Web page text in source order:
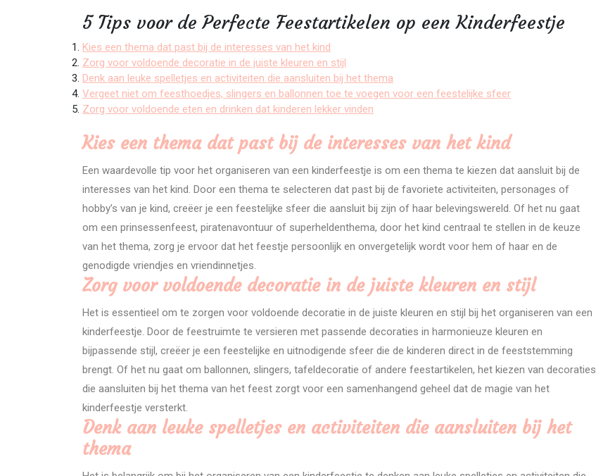
5 Tips voor de Perfecte Feestartikelen op een Kinderfeestje
Kies een thema dat past bij de interesses van het kind
Zorg voor voldoende decoratie in de juiste kleuren en stijl
Denk aan leuke spelletjes en activiteiten die aansluiten bij het thema
Vergeet niet om feesthoedjes, slingers en ballonnen toe te voegen voor een feestelijke sfeer
Zorg voor voldoende eten en drinken dat kinderen lekker vinden
Kies een thema dat past bij de interesses van het kind
Een waardevolle tip voor het organiseren van een kinderfeestje is om een thema te kiezen dat aansluit bij de
interesses van het kind. Door een thema te selecteren dat past bij de favoriete activiteiten, personages of
hobby’s van je kind, creëer je een feestelijke sfeer die aansluit bij zijn of haar belevingswereld. Of het nu gaat
om een prinsessenfeest, piratenavontuur of superheldenthema, door het kind centraal te stellen in de keuze
van het thema, zorg je ervoor dat het feestje persoonlijk en onvergetelijk wordt voor hem of haar en de
genodigde vriendjes en vriendinnetjes.
Zorg voor voldoende decoratie in de juiste kleuren en stijl
Het is essentieel om te zorgen voor voldoende decoratie in de juiste kleuren en stijl bij het organiseren van een
kinderfeestje. Door de feestruimte te versieren met passende decoraties in harmonieuze kleuren en
bijpassende stijl, creëer je een feestelijke en uitnodigende sfeer die de kinderen direct in de feeststemming
brengt. Of het nu gaat om ballonnen, slingers, tafeldecoratie of andere feestartikelen, het kiezen van decoraties
die aansluiten bij het thema van het feest zorgt voor een samenhangend geheel dat de magie van het
kinderfeestje versterkt.
Denk aan leuke spelletjes en activiteiten die aansluiten bij het
thema